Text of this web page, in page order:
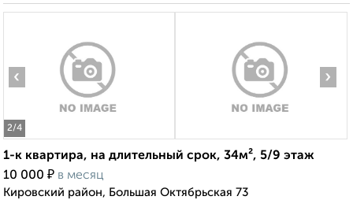
2/4
‹ ›
1-к квартира, на длительный срок, 34м², 5/9 этаж
10 000 ₽ в месяц
Кировский район, Большая Октябрьская 73